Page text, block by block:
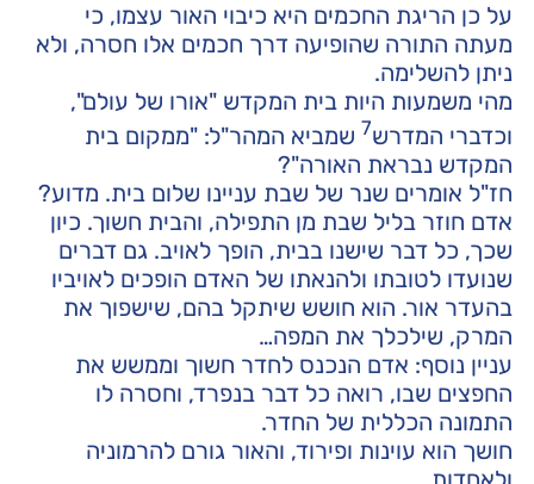
על כן הריגת החכמים היא כיבוי האור עצמו, כי
מעתה התורה שהופיעה דרך חכמים אלו חסרה, ולא
ניתן להשלימה.
מהי משמעות היות בית המקדש "אורו של עולם",
וכדברי המדרש7 שמביא המהר"ל: "ממקום בית
המקדש נבראת האורה"?
חז"ל אומרים שנר של שבת עניינו שלום בית. מדוע?
אדם חוזר בליל שבת מן התפילה, והבית חשוך. כיון
שכך, כל דבר שישנו בבית, הופך לאויב. גם דברים
שנועדו לטובתו ולהנאתו של האדם הופכים לאויביו
בהעדר אור. הוא חושש שיתקל בהם, שישפוך את
המרק, שילכלך את המפה…
עניין נוסף: אדם הנכנס לחדר חשוך וממשש את
החפצים שבו, רואה כל דבר בנפרד, וחסרה לו
התמונה הכללית של החדר.
חושך הוא עוינות ופירוד, והאור גורם להרמוניה